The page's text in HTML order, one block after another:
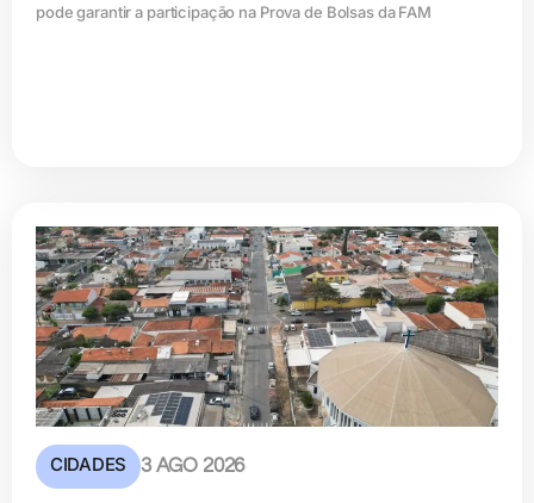
pode garantir a participação na Prova de Bolsas da FAM
CIDADES 3 AGO 2026